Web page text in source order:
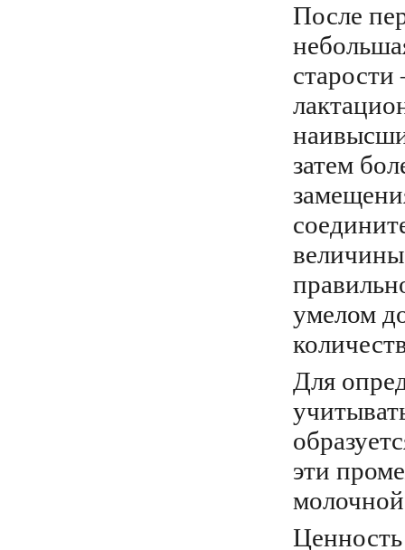
После
затем
умелом
Для
эти